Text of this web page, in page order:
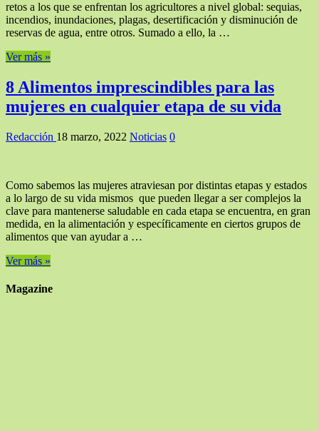
retos a los que se enfrentan los agricultores a nivel global: sequias,
incendios, inundaciones, plagas, desertificación y disminución de
reservas de agua, entre otros. Sumado a ello, la …
Ver más »
8 Alimentos imprescindibles para las
mujeres en cualquier etapa de su vida
Redacción 18 marzo, 2022 Noticias 0
Como sabemos las mujeres atraviesan por distintas etapas y estados
a lo largo de su vida mismos que pueden llegar a ser complejos la
clave para mantenerse saludable en cada etapa se encuentra, en gran
medida, en la alimentación y específicamente en ciertos grupos de
alimentos que van ayudar a …
Ver más »
Magazine